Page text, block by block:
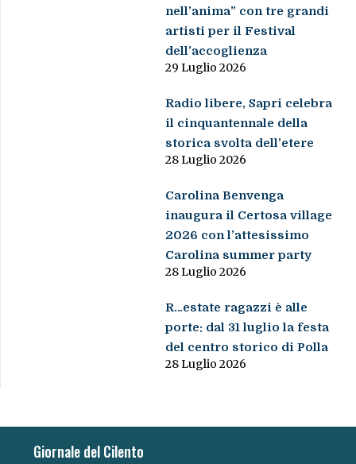
nell’anima” con tre grandi
artisti per il Festival
dell’accoglienza
29 Luglio 2026
Radio libere, Sapri celebra
il cinquantennale della
storica svolta dell’etere
28 Luglio 2026
Carolina Benvenga
inaugura il Certosa village
2026 con l’attesissimo
Carolina summer party
28 Luglio 2026
R…estate ragazzi è alle
porte: dal 31 luglio la festa
del centro storico di Polla
28 Luglio 2026
Giornale del Cilento